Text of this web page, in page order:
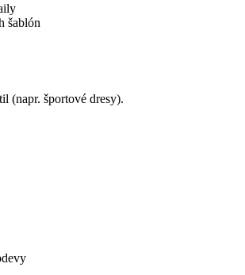
šablón
(napr. športové dresy).